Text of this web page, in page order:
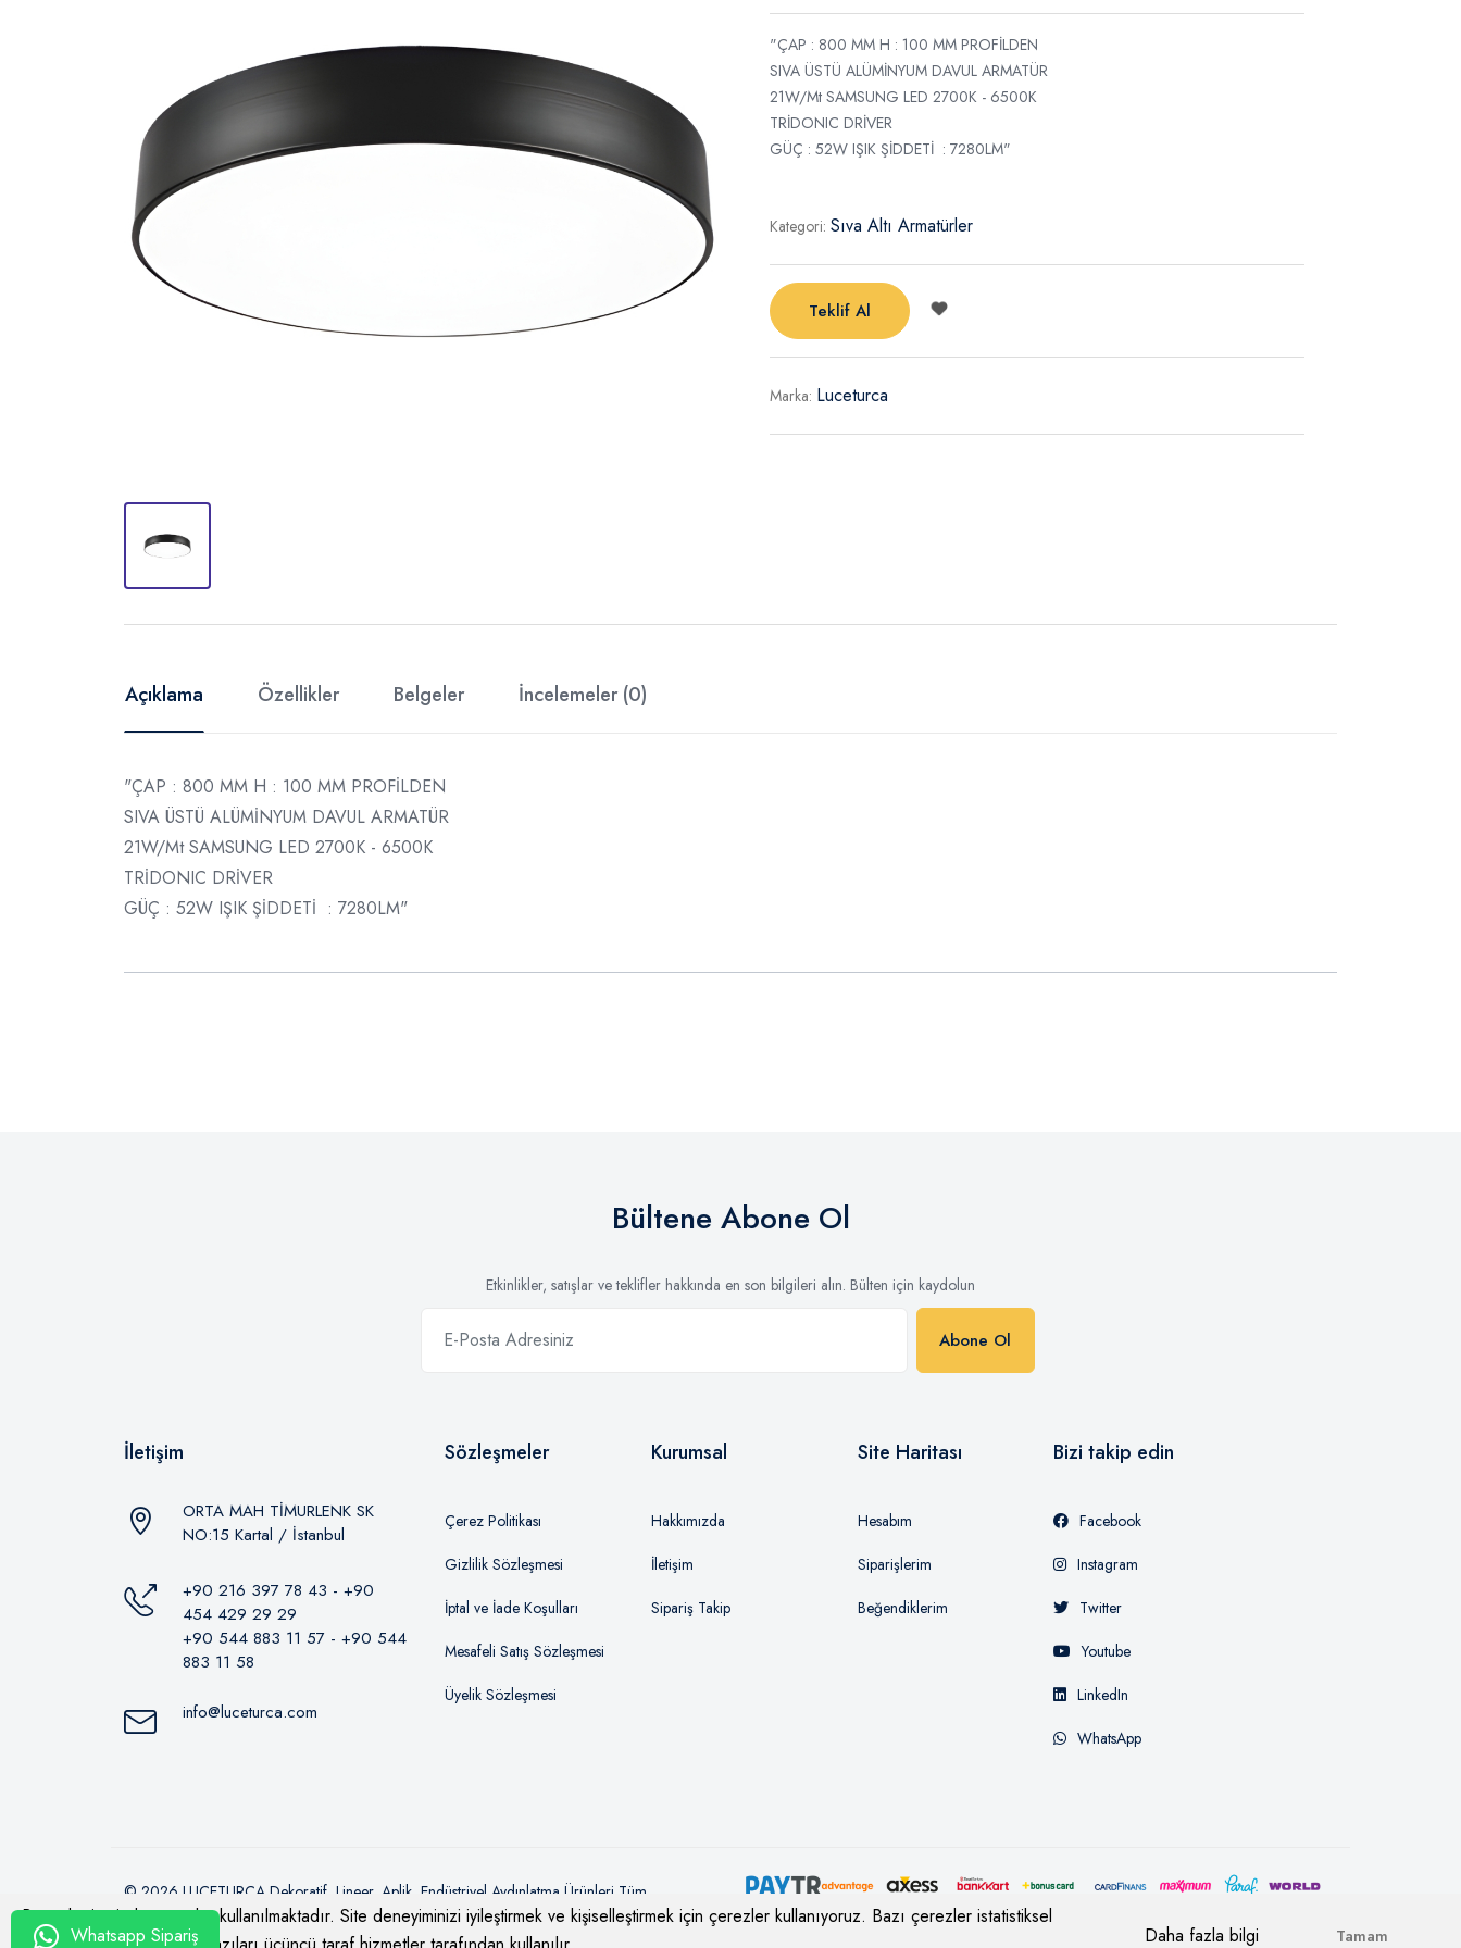
"ÇAP : 800 MM H : 100 MM PROFİLDEN
SIVA ÜSTÜ ALÜMİNYUM DAVUL ARMATÜR
21W/Mt SAMSUNG LED 2700K - 6500K
TRİDONIC DRİVER
GÜÇ : 52W IŞIK ŞİDDETİ : 7280LM"
Kategori: Sıva Altı Armatürler
Teklif Al
Marka: Luceturca
Açıklama Özellikler Belgeler İncelemeler (0)
"ÇAP : 800 MM H : 100 MM PROFİLDEN
SIVA ÜSTÜ ALÜMİNYUM DAVUL ARMATÜR
21W/Mt SAMSUNG LED 2700K - 6500K
TRİDONIC DRİVER
GÜÇ : 52W IŞIK ŞİDDETİ : 7280LM"
Bültene Abone Ol
Etkinlikler, satışlar ve teklifler hakkında en son bilgileri alın. Bülten için kaydolun
Abone Ol
İletişim
ORTA MAH TİMURLENK SK
NO:15 Kartal / İstanbul
+90 216 397 78 43 - +90
454 429 29 29
+90 544 883 11 57 - +90 544
883 11 58
info@luceturca.com
Sözleşmeler
Çerez Politikası
Gizlilik Sözleşmesi
İptal ve İade Koşulları
Mesafeli Satış Sözleşmesi
Üyelik Sözleşmesi
Kurumsal
Hakkımızda
İletişim
Sipariş Takip
Site Haritası
Hesabım
Siparişlerim
Beğendiklerim
Bizi takip edin
Facebook
Instagram
Twitter
Youtube
LinkedIn
WhatsApp
© 2026 LUCETURCA Dekoratif, Lineer, Aplik, Endüstriyel Aydınlatma Ürünleri Tüm
Hakları Saklıdır
Bu web sitesinde çerezler kullanılmaktadır. Site deneyiminizi iyileştirmek ve kişiselleştirmek için çerezler kullanıyoruz. Bazı çerezler istatistiksel
Daha fazla bilgi Tamam
Whatsapp Sipariş